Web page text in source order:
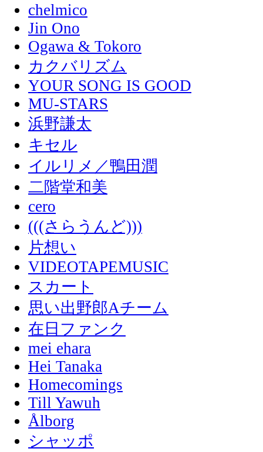
chelmico
Jin Ono
Ogawa & Tokoro
カクバリズム
YOUR SONG IS GOOD
MU-STARS
浜野謙太
キセル
イルリメ／鴨田潤
二階堂和美
cero
(((さらうんど)))
片想い
VIDEOTAPEMUSIC
スカート
思い出野郎Aチーム
在日ファンク
mei ehara
Hei Tanaka
Homecomings
Till Yawuh
Ålborg
シャッポ